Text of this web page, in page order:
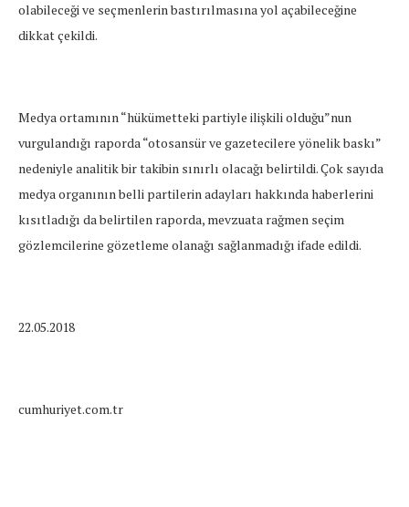
olabileceği ve seçmenlerin bastırılmasına yol açabileceğine
dikkat çekildi.
Medya ortamının “hükümetteki partiyle ilişkili olduğu”nun
vurgulandığı raporda “otosansür ve gazetecilere yönelik baskı”
nedeniyle analitik bir takibin sınırlı olacağı belirtildi. Çok sayıda
medya organının belli partilerin adayları hakkında haberlerini
kısıtladığı da belirtilen raporda, mevzuata rağmen seçim
gözlemcilerine gözetleme olanağı sağlanmadığı ifade edildi.
22.05.2018
cumhuriyet.com.tr